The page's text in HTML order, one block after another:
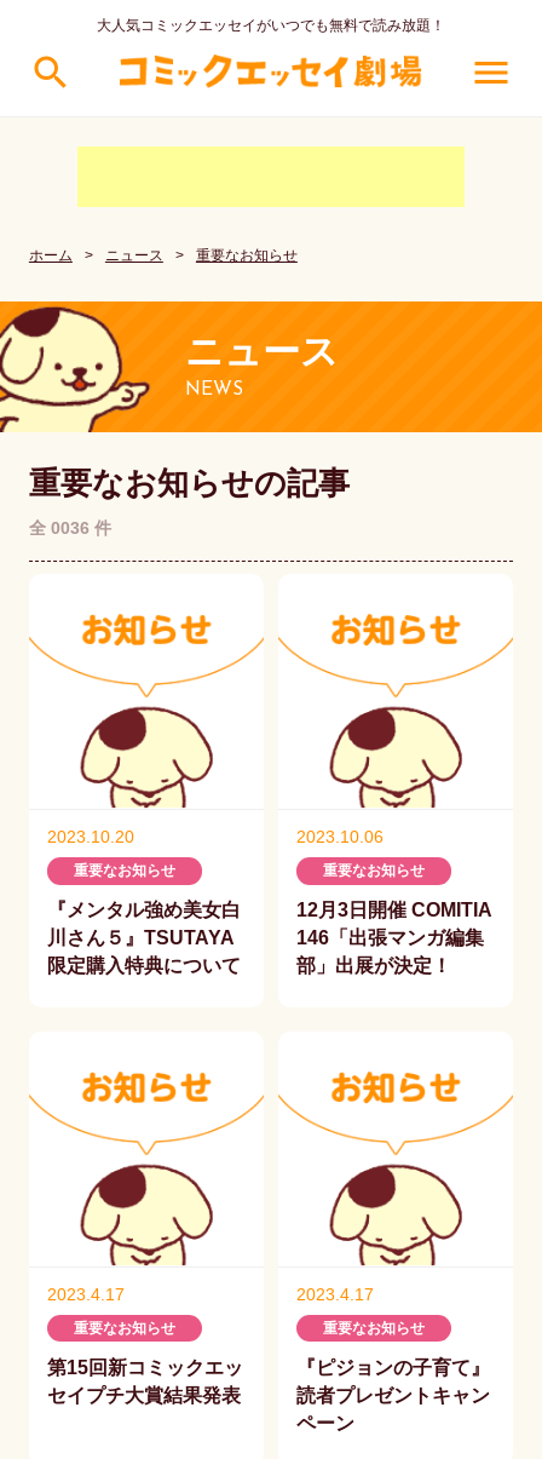
大人気コミックエッセイがいつでも無料で読み放題！
search menu
ホーム > ニュース > 重要なお知らせ
ニュース
NEWS
重要なお知らせの記事
全 0036 件
2023.10.20
重要なお知らせ
『メンタル強め美女白
川さん５』TSUTAYA
限定購入特典について
2023.10.06
重要なお知らせ
12月3日開催 COMITIA
146「出張マンガ編集
部」出展が決定！
2023.4.17
重要なお知らせ
第15回新コミックエッ
セイプチ大賞結果発表
2023.4.17
重要なお知らせ
『ピジョンの子育て』
読者プレゼントキャン
ペーン